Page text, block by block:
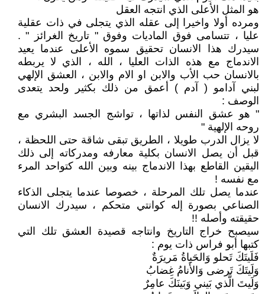
هو المثل الأعلى الذي انتجه العقل
ومرده أولا واخيرا إلى عقله الذي يتجلى في ذات عقلية
عليا ، تتسامى فوق الماديات وفوق " تاريخ الغرائز " .
سيدرك هذا الانسان تحقيق سموه الأعلى عندما يعيد
الاندماج مع هذه الذات العليا ، الله ، الذي لا يربطه
بالانسان حب الأب والابن او الام والابن ، العشق الإلهي
لبني آدامو ( آدم ) أعمق من ذلك بكثير ولحد يتعدى
الوصف :
" هو عشق النفس لذاتها ، تواشج الجسد البشري مع
روحه الإلهية "
لا يزال الدرب طويلا ، الطريق تبقى شاقة حتى اللحظة ،
قبل أن يصل الانسان بكلية معارفه ومدركاته إلى ذلك
اليقين القاطع بهذا الاندماج بينه وبين الله كتواحد المرء
مع نفسه !
عندما يصل تلك المرحلة ، خصوصا عندما يتجلى الذكاء
الصناعي بصورة إله كوانتي متحكم ، سيدرك الانسان
حقيقته وأصله !!
سيصبح خراج التاريخ وانتاجه قصيدة العشق تلك التي
كتبها أبو فراس ذات يوم :
فَلَيتَكَ تَحلو وَالحَياةُ مَريرَةٌ
وَلَيتَكَ تَرضى وَالأَنامُ غِضابُ
وَلَيتَ الَّذي بَيني وَبَينَكَ عامِرٌ